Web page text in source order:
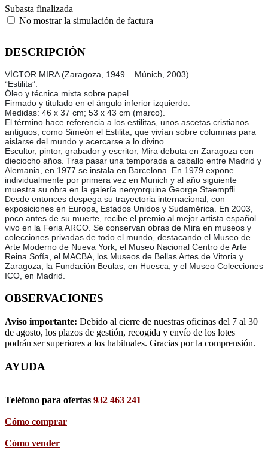
Subasta finalizada
No mostrar la simulación de factura
DESCRIPCIÓN
VÍCTOR MIRA (Zaragoza, 1949 – Múnich, 2003).
“Estilita”.
Óleo y técnica mixta sobre papel.
Firmado y titulado en el ángulo inferior izquierdo.
Medidas: 46 x 37 cm; 53 x 43 cm (marco).
El término hace referencia a los estilitas, unos ascetas cristianos
antiguos, como Simeón el Estilita, que vivían sobre columnas para
aislarse del mundo y acercarse a lo divino.
Escultor, pintor, grabador y escritor, Mira debuta en Zaragoza con
dieciocho años. Tras pasar una temporada a caballo entre Madrid y
Alemania, en 1977 se instala en Barcelona. En 1979 expone
individualmente por primera vez en Munich y al año siguiente
muestra su obra en la galería neoyorquina George Staempfli.
Desde entonces despega su trayectoria internacional, con
exposiciones en Europa, Estados Unidos y Sudamérica. En 2003,
poco antes de su muerte, recibe el premio al mejor artista español
vivo en la Feria ARCO. Se conservan obras de Mira en museos y
colecciones privadas de todo el mundo, destacando el Museo de
Arte Moderno de Nueva York, el Museo Nacional Centro de Arte
Reina Sofía, el MACBA, los Museos de Bellas Artes de Vitoria y
Zaragoza, la Fundación Beulas, en Huesca, y el Museo Colecciones
ICO, en Madrid.
OBSERVACIONES
Aviso importante: Debido al cierre de nuestras oficinas del 7 al 30
de agosto, los plazos de gestión, recogida y envío de los lotes
podrán ser superiores a los habituales. Gracias por la comprensión.
AYUDA
Teléfono para ofertas 932 463 241
Cómo comprar
Cómo vender